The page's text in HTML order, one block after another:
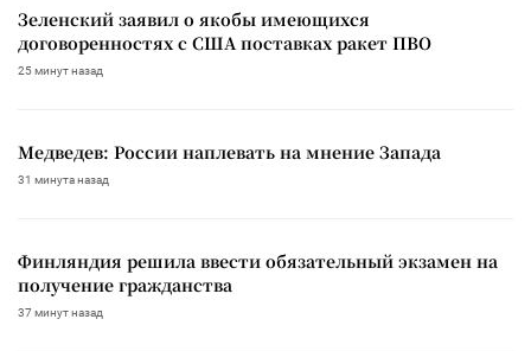
Зеленский заявил о якобы имеющихся
договоренностях с США поставках ракет ПВО
25 минут назад
Медведев: России наплевать на мнение Запада
31 минута назад
Финляндия решила ввести обязательный экзамен на
получение гражданства
37 минут назад